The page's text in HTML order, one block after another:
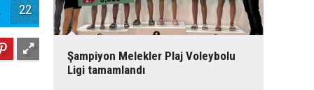
22
Şampiyon Melekler Plaj Voleybolu
Ligi tamamlandı